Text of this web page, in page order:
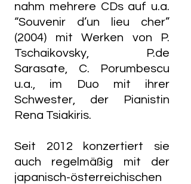
nahm mehrere CDs auf u.a.
“Souvenir d’un lieu cher”
(2004) mit Werken von P.
Tschaikovsky, P.de
Sarasate, C. Porumbescu
u.a., im Duo mit ihrer
Schwester, der Pianistin
Rena Tsiakiris.
Seit 2012 konzertiert sie
auch regelmäßig mit der
japanisch-österreichischen